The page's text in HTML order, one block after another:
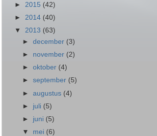
► 2015 (42)
► 2014 (40)
▼ 2013 (63)
►december (3)
► november (2)
►oktober (4)
►september (5)
►augustus (4)
► juli (5)
► juni (5)
▼ mei (6)